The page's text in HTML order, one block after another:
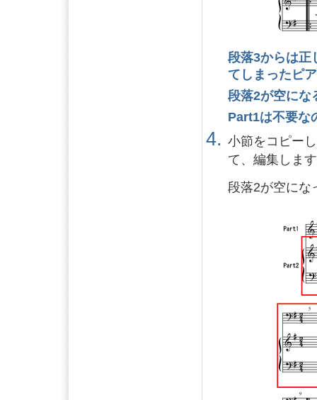
段落3からは正
てしまったピ
段落2が空にな
Part1は不要な
小節をコピー
て、編集しま
段落2が空にな